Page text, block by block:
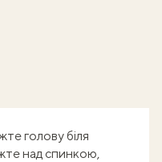
голову біля
над спинкою,